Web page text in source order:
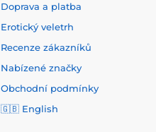
Doprava a platba
Erotický veletrh
Recenze zákazníků
Nabízené značky
Obchodní podmínky
🇬🇧 English